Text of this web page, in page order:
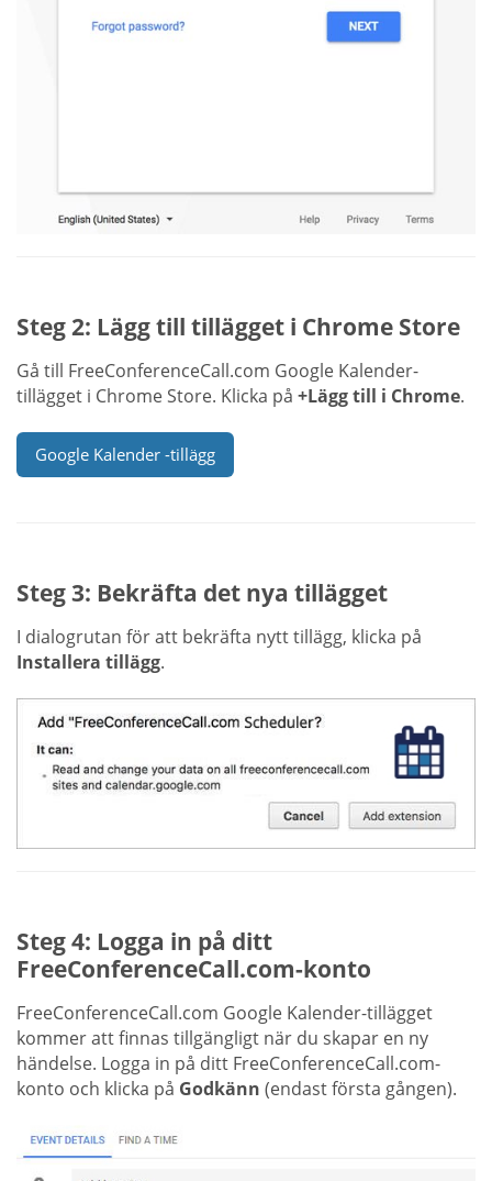
Steg 2: Lägg till tillägget i Chrome Store
Gå till FreeConferenceCall.com Google Kalender-
tillägget i Chrome Store. Klicka på +Lägg till i Chrome.
Google Kalender -tillägg
Steg 3: Bekräfta det nya tillägget
I dialogrutan för att bekräfta nytt tillägg, klicka på
Installera tillägg.
Steg 4: Logga in på ditt
FreeConferenceCall.com-konto
FreeConferenceCall.com Google Kalender-tillägget
kommer att finnas tillgängligt när du skapar en ny
händelse. Logga in på ditt FreeConferenceCall.com-
konto och klicka på Godkänn (endast första gången).